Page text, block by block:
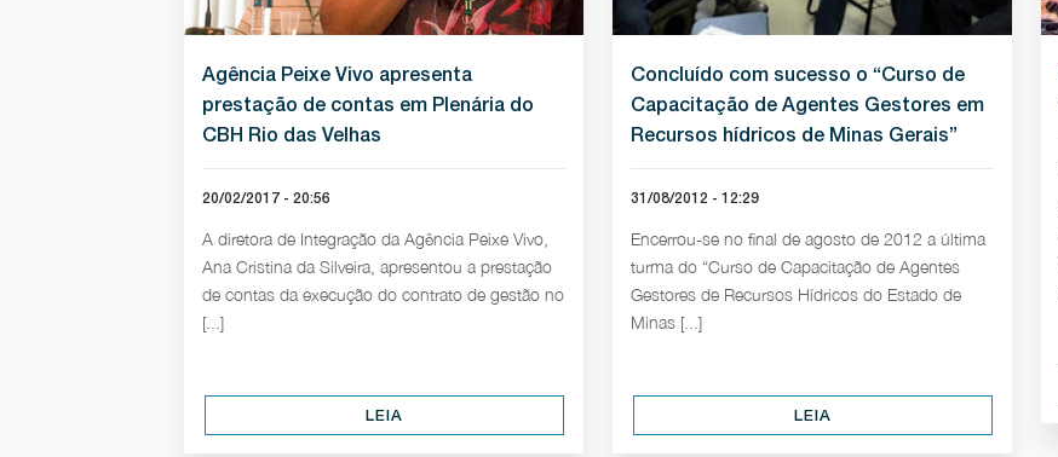
Agência Peixe Vivo apresenta
prestação de contas em Plenária do
CBH Rio das Velhas
20/02/2017 - 20:56
A diretora de Integração da Agência Peixe Vivo,
Ana Cristina da Silveira, apresentou a prestação
de contas da execução do contrato de gestão no
[...]
LEIA
Concluído com sucesso o “Curso de
Capacitação de Agentes Gestores em
Recursos hídricos de Minas Gerais”
31/08/2012 - 12:29
Encerrou-se no final de agosto de 2012 a última
turma do “Curso de Capacitação de Agentes
Gestores de Recursos Hídricos do Estado de
Minas [...]
LEIA